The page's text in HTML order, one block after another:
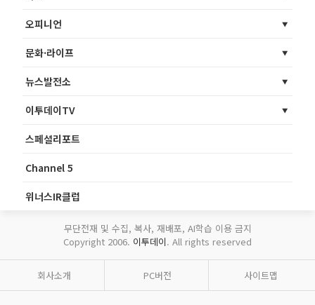
오피니언
문화·라이프
뉴스발전소
이투데이TV
스페셜리포트
Channel 5
위너스IR클럽
무단전재 및 수집, 복사, 재배포, AI학습 이용 금지
Copyright 2006. 이투데이. All rights reserved
회사소개 PC버전 사이트맵